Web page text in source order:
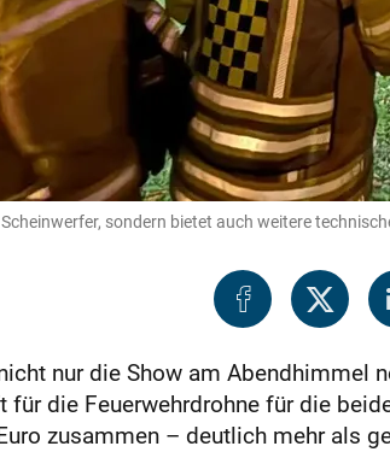
sondern bietet auch weitere
nur die Show am Abendhimmel
die Feuerwehrdrohne für die
zusammen – deutlich mehr als